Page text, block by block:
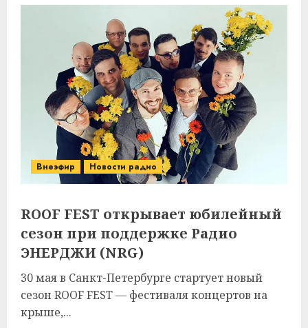
Внеэфир Новости радио
ROOF FEST открывает юбилейный
сезон при поддержке Радио
ЭНЕРДЖИ (NRG)
30 мая в Санкт-Петербурге стартует новый
сезон ROOF FEST — фестиваля концертов на
крыше,...